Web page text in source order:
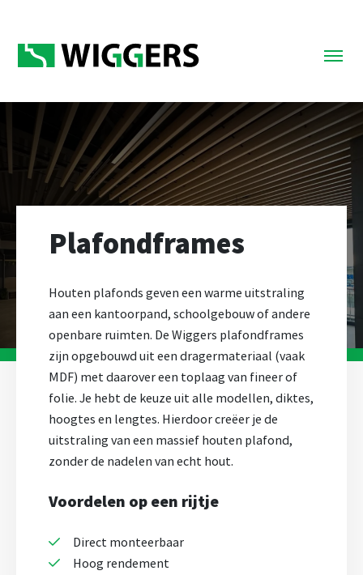
Plafondframes
Houten plafonds geven een warme uitstraling
aan een kantoorpand, schoolgebouw of andere
openbare ruimten. De Wiggers plafondframes
zijn opgebouwd uit een dragermateriaal (vaak
MDF) met daarover een toplaag van fineer of
folie. Je hebt de keuze uit alle modellen, diktes,
hoogtes en lengtes. Hierdoor creëer je de
uitstraling van een massief houten plafond,
zonder de nadelen van echt hout.
Voordelen op een rijtje
Direct monteerbaar
Hoog rendement